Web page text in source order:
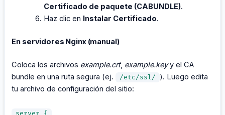
Certificado de paquete (CABUNDLE).
Haz clic en Instalar Certificado.
En servidores Nginx (manual)
Coloca los archivos example.crt, example.keyy el CA
bundle en una ruta segura (ej.
/etc/ssl/
). Luego edita
tu archivo de configuración del sitio:
server {